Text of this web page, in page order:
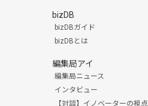
bizDB
bizDBガイド
bizDBとは
編集局アイ
編集局ニュース
インタビュー
【対談】イノベーターの視点